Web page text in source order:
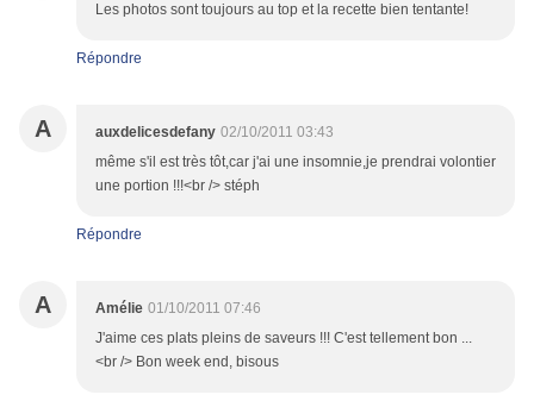
Les photos sont toujours au top et la recette bien tentante!
Répondre
A auxdelicesdefany 02/10/2011 03:43
même s'il est très tôt,car j'ai une insomnie,je prendrai volontier
une portion !!!<br /> stéph
Répondre
A Amélie 01/10/2011 07:46
J'aime ces plats pleins de saveurs !!! C'est tellement bon ...
<br /> Bon week end, bisous